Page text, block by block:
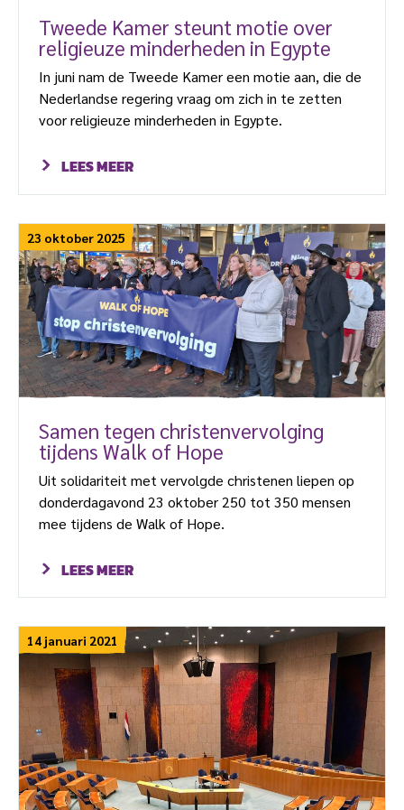
Tweede Kamer steunt motie over
religieuze minderheden in Egypte
In juni nam de Tweede Kamer een motie aan, die de
Nederlandse regering vraag om zich in te zetten
voor religieuze minderheden in Egypte.
LEES MEER
23 oktober 2025
Samen tegen christenvervolging
tijdens Walk of Hope
Uit solidariteit met vervolgde christenen liepen op
donderdagavond 23 oktober 250 tot 350 mensen
mee tijdens de Walk of Hope.
LEES MEER
14 januari 2021